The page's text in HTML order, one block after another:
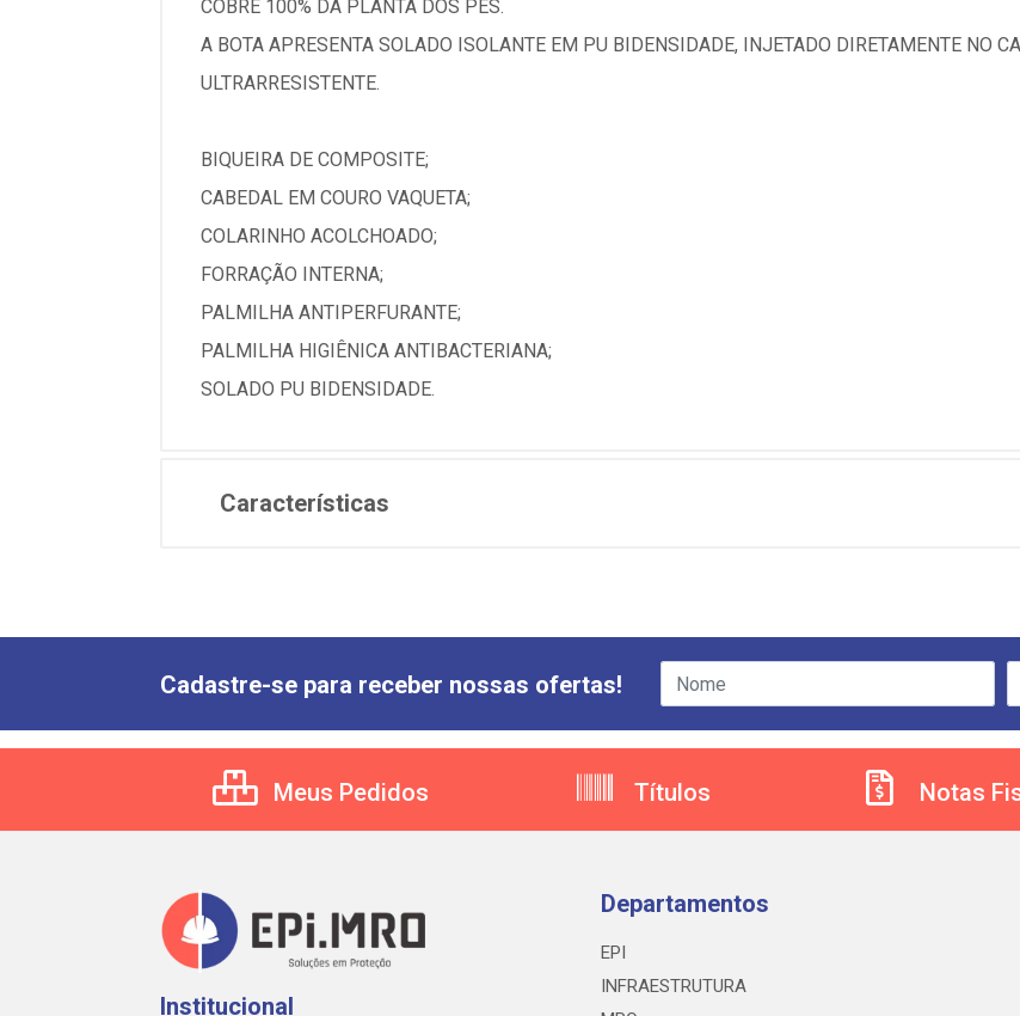
COBRE 100% DA PLANTA DOS PÉS.
A BOTA APRESENTA SOLADO ISOLANTE EM PU BIDENSIDADE, INJETADO DIRETAMENTE NO
ULTRARRESISTENTE.
BIQUEIRA DE COMPOSITE;
CABEDAL EM COURO VAQUETA;
COLARINHO ACOLCHOADO;
FORRAÇÃO INTERNA;
PALMILHA ANTIPERFURANTE;
PALMILHA HIGIÊNICA ANTIBACTERIANA;
SOLADO PU BIDENSIDADE.
Características
Cadastre-se para receber nossas ofertas!
Meus Pedidos Títulos Notas
Institucional
Departamentos
EPI
INFRAESTRUTURA